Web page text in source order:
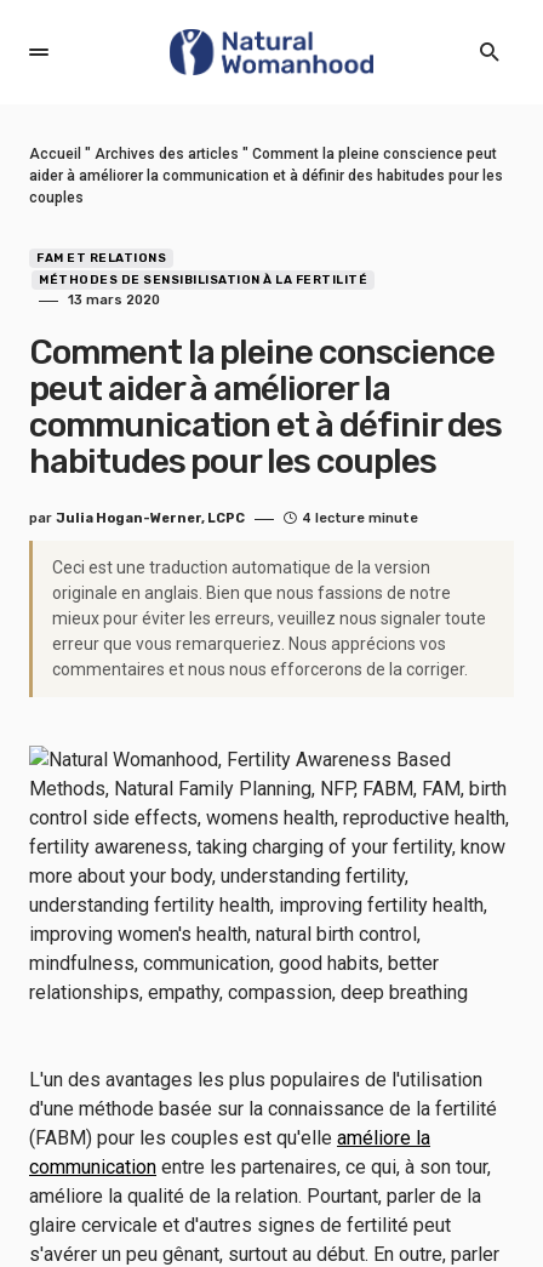
Accueil " Archives des articles " Comment la pleine conscience peut
aider à améliorer la communication et à définir des habitudes pour les
couples
FAM ET RELATIONS
MÉTHODES DE SENSIBILISATION À LA FERTILITÉ
13 mars 2020
Comment la pleine conscience
peut aider à améliorer la
communication et à définir des
habitudes pour les couples
par Julia Hogan-Werner, LCPC 4 lecture minute
Ceci est une traduction automatique de la version
originale en anglais. Bien que nous fassions de notre
mieux pour éviter les erreurs, veuillez nous signaler toute
erreur que vous remarqueriez. Nous apprécions vos
commentaires et nous nous efforcerons de la corriger.
L'un des avantages les plus populaires de l'utilisation
d'une méthode basée sur la connaissance de la fertilité
(FABM) pour les couples est qu'elle améliore la
communication entre les partenaires, ce qui, à son tour,
améliore la qualité de la relation. Pourtant, parler de la
glaire cervicale et d'autres signes de fertilité peut
s'avérer un peu gênant, surtout au début. En outre, parler